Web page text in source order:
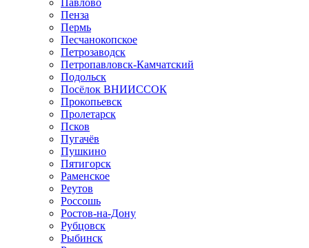
Павлово
Пенза
Пермь
Песчанокопское
Петрозаводск
Петропавловск-Камчатский
Подольск
Посёлок ВНИИССОК
Прокопьевск
Пролетарск
Псков
Пугачёв
Пушкино
Пятигорск
Раменское
Реутов
Россошь
Ростов-на-Дону
Рубцовск
Рыбинск